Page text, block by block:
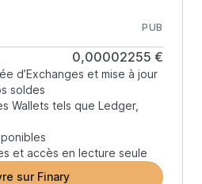
PUB
0,00002255 €
d’Exchanges et mise à jour
soldes
Wallets tels que Ledger,
et accès en lecture seule
sur Finary